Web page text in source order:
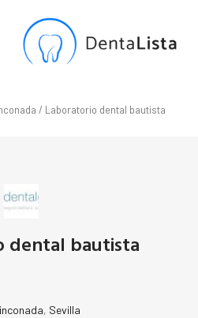
/ Laboratorio dental bautista
dental bautista
, Sevilla